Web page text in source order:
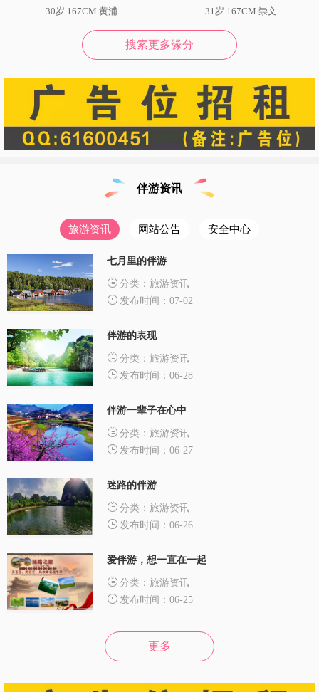
30岁 167CM 黄浦
31岁 167CM 崇文
搜索更多缘分
伴游资讯
旅游资讯 网站公告 安全中心
七月里的伴游
分类：旅游资讯
发布时间：07-02
伴游的表现
分类：旅游资讯
发布时间：06-28
伴游一辈子在心中
分类：旅游资讯
发布时间：06-27
迷路的伴游
分类：旅游资讯
发布时间：06-26
爱伴游，想一直在一起
分类：旅游资讯
发布时间：06-25
更多